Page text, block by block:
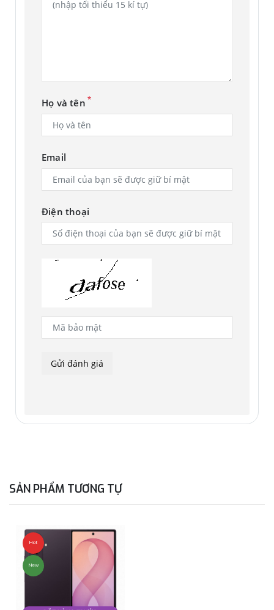
Họ và tên *
Email
Điện thoại
SẢN PHẨM TƯƠNG TỰ
Hot
New